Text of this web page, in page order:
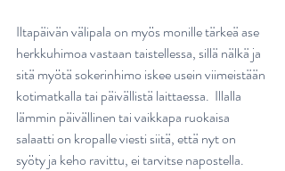
Iltapäivän välipala on myös monille tärkeä ase
herkkuhimoa vastaan taistellessa, sillä nälkä ja
sitä myötä sokerinhimo iskee usein viimeistään
kotimatkalla tai päivällistä laittaessa.  Illalla
lämmin päivällinen tai vaikkapa ruokaisa
salaatti on kropalle viesti siitä, että nyt on
syöty ja keho ravittu, ei tarvitse napostella.